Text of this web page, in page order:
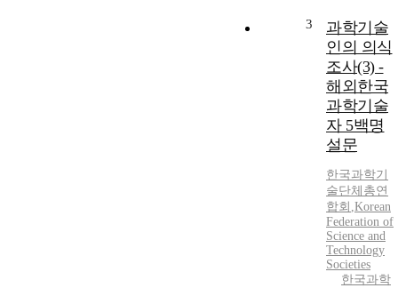
3
과학기술
인의 의식
조사(3) -
해외한국
과학기술
자 5백명
설문
한국과학기
술단체총연
합회 ,Korean
Federation of
Science and
Technology
Societies
한국과학